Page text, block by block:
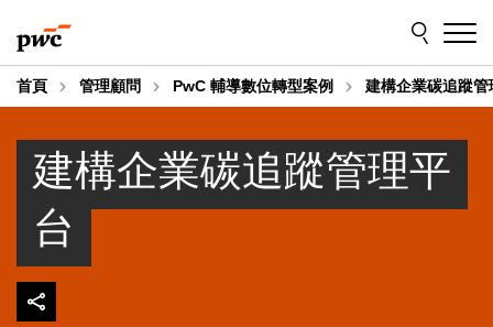
to
content
to
footer
首頁 管理顧問 PwC 輔導數位轉型案例 建構企業碳追蹤管
建構企業碳追蹤管理平
台